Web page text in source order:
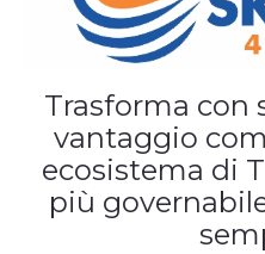
Trasforma con
vantaggio
ecosistema di
più